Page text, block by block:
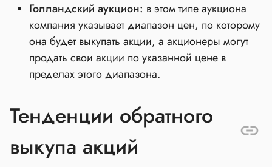
Голландский аукцион: в этом типе аукциона
компания указывает диапазон цен, по которому
она будет выкупать акции, а акционеры могут
продать свои акции по указанной цене в
пределах этого диапазона.
Тенденции обратного
выкупа акций